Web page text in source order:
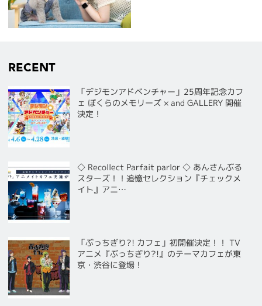
RECENT
「デジモンアドベンチャー」25周年記念カフ
ェ ぼくらのメモリーズ × and GALLERY 開催
決定！
◇ Recollect Parfait parlor ◇ あんさんぶる
スターズ！！追憶セレクション『チェックメ
イト』アニ…
「ぶっちぎり?! カフェ」初開催決定！！ TV
アニメ『ぶっちぎり?!』のテーマカフェが東
京・渋谷に登場！